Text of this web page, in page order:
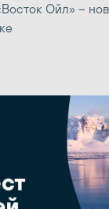
Ойл» –